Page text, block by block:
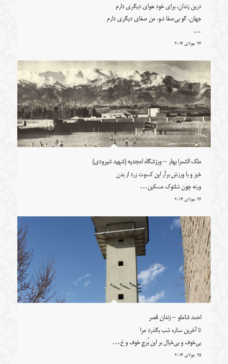
درین زندان، برای خود هوای دیگری دارم
جهان، گو بی‌صفا شو، من صفای دیگری دارم
…
26 جولای 2014
ملک الشعرا بهار – ورزشگاه امجدیه (شهید شیرودی)
خیز و با ورزش برآر این کسوت زرد از بدن
ورنه چون شلتوک مسکین…
26 جولای 2014
احمد شاملو – زندان قصر
تا آخرین ستاره‌ شب بگذرد مرا
بی‌خوف و بی‌خیال بر این بُرجِ خوف و خ…
25 جولای 2014